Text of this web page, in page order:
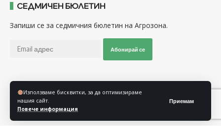
Използваме бисквитки, за да оптимизираме
нашия сайт.
Повече информация
Приемам
СЕДМИЧЕН БЮЛЕТИН
Запиши се за седмичния бюлетин на Агрозона.
Абонирай се
Последвайте ни